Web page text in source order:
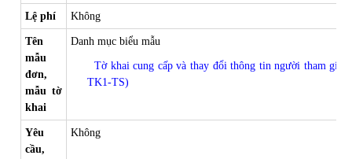
Lệ phí Không
Tên
mẫu
đơn,
mẫu tờ
khai
Danh mục biểu mẫu
Tờ khai cung cấp và thay đổi thông tin người tham gia
TK1-TS)
Yêu
cầu,
Không